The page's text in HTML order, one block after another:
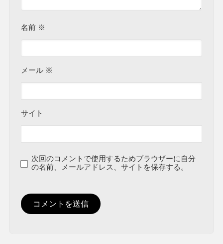
名前 ※
メール ※
サイト
次回のコメントで使用するためブラウザーに自分
の名前、メールアドレス、サイトを保存する。